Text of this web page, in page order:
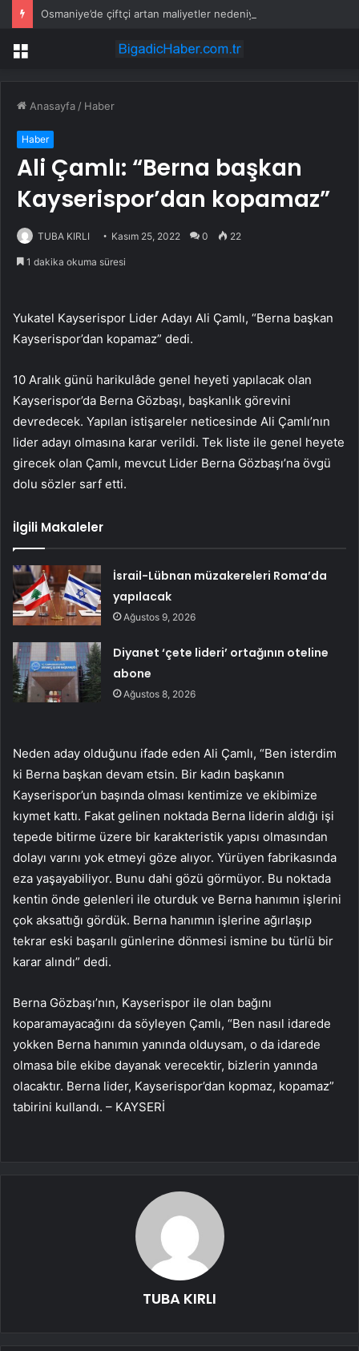
Menü
Anasayfa / Haber
Haber
Ali Çamlı: “Berna başkan
Kayserispor’dan kopamaz”
TUBA KIRLI Kasım 25, 2022 0 22
1 dakika okuma süresi
Yukatel Kayserispor Lider Adayı Ali Çamlı, “Berna başkan
Kayserispor’dan kopamaz” dedi.
10 Aralık günü harikulâde genel heyeti yapılacak olan
Kayserispor’da Berna Gözbaşı, başkanlık görevini
devredecek. Yapılan istişareler neticesinde Ali Çamlı’nın
lider adayı olmasına karar verildi. Tek liste ile genel heyete
girecek olan Çamlı, mevcut Lider Berna Gözbaşı’na övgü
dolu sözler sarf etti.
İlgili Makaleler
İsrail-Lübnan müzakereleri Roma’da
yapılacak
Ağustos 9, 2026
Diyanet ‘çete lideri’ ortağının oteline
abone
Ağustos 8, 2026
Neden aday olduğunu ifade eden Ali Çamlı, “Ben isterdim
ki Berna başkan devam etsin. Bir kadın başkanın
Kayserispor’un başında olması kentimize ve ekibimize
kıymet kattı. Fakat gelinen noktada Berna liderin aldığı işi
tepede bitirme üzere bir karakteristik yapısı olmasından
dolayı varını yok etmeyi göze alıyor. Yürüyen fabrikasında
eza yaşayabiliyor. Bunu dahi gözü görmüyor. Bu noktada
kentin önde gelenleri ile oturduk ve Berna hanımın işlerini
çok aksattığı gördük. Berna hanımın işlerine ağırlaşıp
tekrar eski başarılı günlerine dönmesi ismine bu türlü bir
karar alındı” dedi.
Berna Gözbaşı’nın, Kayserispor ile olan bağını
koparamayacağını da söyleyen Çamlı, “Ben nasıl idarede
yokken Berna hanımın yanında olduysam, o da idarede
olmasa bile ekibe dayanak verecektir, bizlerin yanında
olacaktır. Berna lider, Kayserispor’dan kopmaz, kopamaz”
tabirini kullandı. – KAYSERİ
TUBA KIRLI